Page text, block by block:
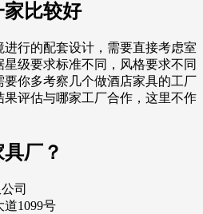
比较好
行的配套设计，需要直接考虑室
级要求标准不同，风格要求不同
你多考察几个做酒店家具的工厂
评估与哪家工厂合作，这里不作
厂？
司
1099号